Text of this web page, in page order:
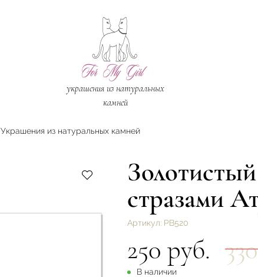
украшения из натуральных
камней
Украшения из натуральных камней
стразами
Артикул: РВ520
250 руб.
В наличии